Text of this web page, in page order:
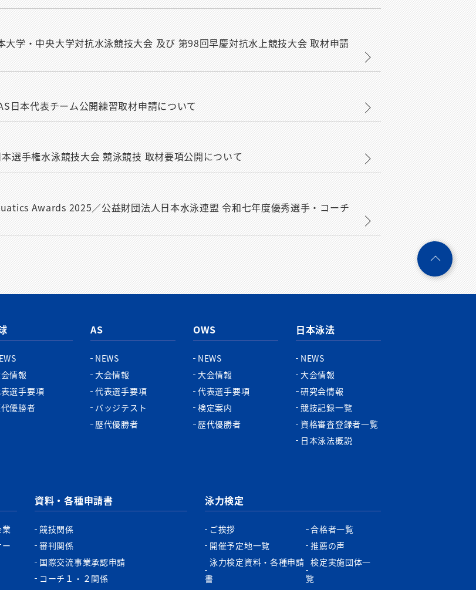
大学・中央大学対抗水泳競技大会 及び 第98回早慶対抗水上競技大会 取材申請
日本代表チーム公開練習取材申請について
選手権水泳競技大会 競泳競技 取材要項公開について
Awards 2025／公益財団法人日本水泳連盟 令和七年度優秀選手・コーチ
情報
選手要項
優勝者
AS
NEWS
大会情報
代表選手要項
バッジテスト
歴代優勝者
OWS
NEWS
大会情報
代表選手要項
検定案内
歴代優勝者
日本泳法
NEWS
大会情報
研究会情報
競技記録一覧
資格審査登録者一覧
日本泳法概説
業
資料・各種申請書
競技関係
審判関係
国際交流事業承認申請
コーチ１・２関係
泳力検定
ご挨拶
開催予定地一覧
泳力検定資料・各種申請
書
合格者一覧
推薦の声
検定実施団体一
覧